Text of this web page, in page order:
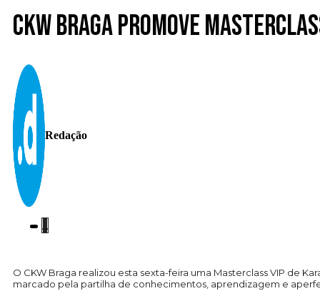
CKW Braga promove
Redação
O CKW Braga realizou esta sexta-feira uma Masterclass VIP de
marcado pela partilha de conhecimentos, aprendizagem e